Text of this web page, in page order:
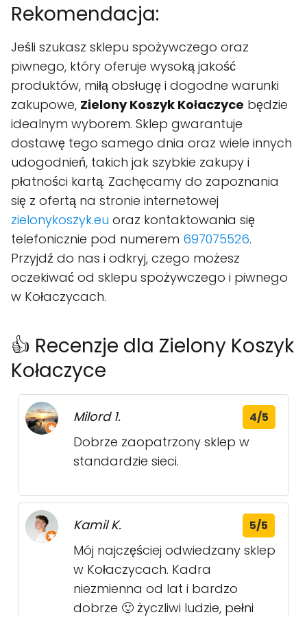
Rekomendacja:
Jeśli szukasz sklepu spożywczego oraz
piwnego, który oferuje wysoką jakość
produktów, miłą obsługę i dogodne warunki
zakupowe, Zielony Koszyk Kołaczyce będzie
idealnym wyborem. Sklep gwarantuje
dostawę tego samego dnia oraz wiele innych
udogodnień, takich jak szybkie zakupy i
płatności kartą. Zachęcamy do zapoznania
się z ofertą na stronie internetowej
zielonykoszyk.eu oraz kontaktowania się
telefonicznie pod numerem 697075526.
Przyjdź do nas i odkryj, czego możesz
oczekiwać od sklepu spożywczego i piwnego
w Kołaczycach.
👍 Recenzje dla Zielony Koszyk
Kołaczyce
Milord 1. 4/5
Dobrze zaopatrzony sklep w
standardzie sieci.
Kamil K. 5/5
Mój najczęściej odwiedzany sklep
w Kołaczycach. Kadra
niezmienna od lat i bardzo
dobrze 🙂 życzliwi ludzie, pełni